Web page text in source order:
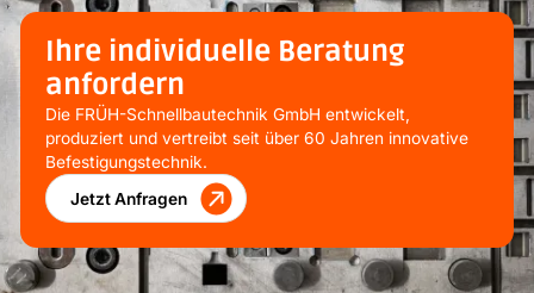
Ihre individuelle Beratung
anfordern
Die FRÜH-Schnellbautechnik GmbH entwickelt,
produziert und vertreibt seit über 60 Jahren innovative
Befestigungstechnik.
Jetzt Anfragen